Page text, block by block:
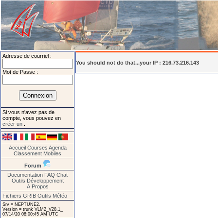
Adresse de courriel :
Mot de Passe :
Si vous n'avez pas de
compte, vous pouvez en
créer un
Accueil Courses Agenda
Classement Mobiles
Forum
Documentation FAQ Chat
Outils Développement
A Propos
Fichiers GRIB Outils Météo
Srv = NEPTUNE2.
Version = trunk VLM2_V28.1_
07/14/20 08:00:45 AM UTC
You should not do that...your IP : 216.73.216.143